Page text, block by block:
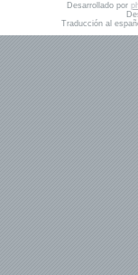
Desarrollado por
Traducción al